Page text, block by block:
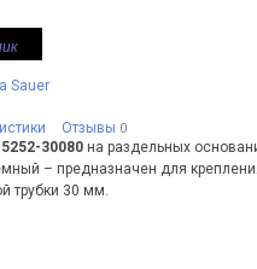
Sauer
Отзывы 0
30080 на раздельных
– предназначен для
трубки 30 мм.